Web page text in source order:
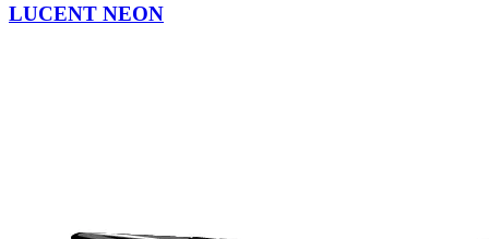
LUCENT NEON